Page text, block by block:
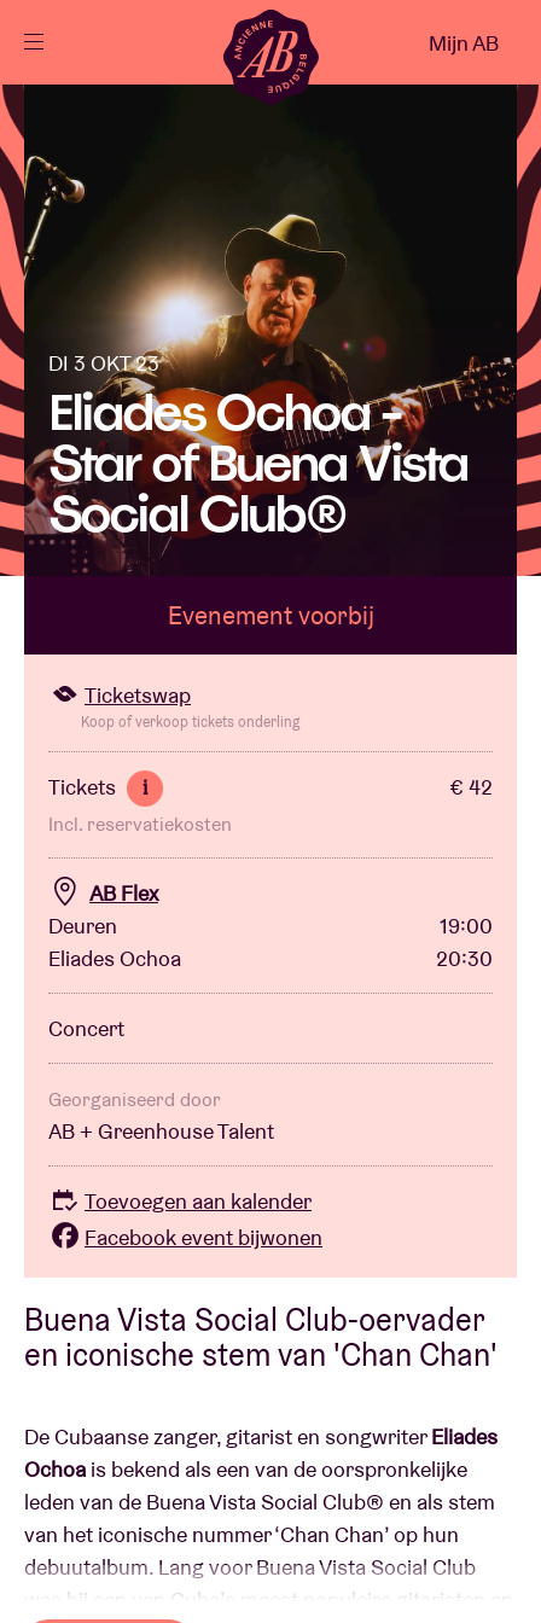
NL
Agenda
Projecten
Nieuws
Bezoekersinfo
AB ❤ you
BRDCST
Concertcheque
Over AB
Contact
Mijn AB
DI 3 OKT 23
Eliades Ochoa -
Star of Buena Vista
Social Club®️
Buena Vista Social Club-oervader
en iconische stem van 'Chan Chan'
De Cubaanse zanger, gitarist en songwriterEliades
Ochoais bekend als een van de oorspronkelijke
leden van de Buena Vista Social Club®️ en als stem
van het iconische nummer ‘Chan Chan’ op hun
debuutalbum. Lang voor Buena Vista Social Club
was hij een van Cuba’s meest populaire gitaristen en
Evenement voorbij
Ticketswap
Koop of verkoop tickets onderling
Tickets i € 42
Incl. reservatiekosten
AB Flex
Deuren
19:00
Eliades Ochoa
20:30
Concert
Georganiseerd door
AB + Greenhouse Talent
Toevoegen aan kalender
Facebook event bijwonen